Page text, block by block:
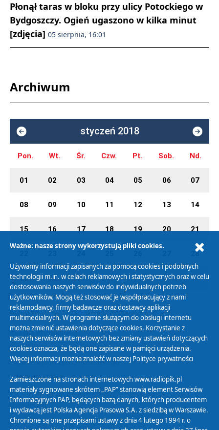
Płonął taras w bloku przy ulicy Potockiego w
Bydgoszczy. Ogień ugaszono w kilka minut
[zdjęcia] 05 sierpnia, 16:01
Archiwum
styczeń 2018
Pon. Wt. Śr. Czw. Pt. Sob. Nd.
01 02 03 04 05 06 07
08 09 10 11 12 13 14
15 16 17 18 19 20 21
28
29 30 31 01 02 03 04
Polityka Prywatności
Zasady korzystania z Serwisu
Organizacje Pożytku Publicznego
Cyfryzacja DAB+
Polityka ochrony danych osobowych
Abonament
Zamówienia publiczne
Ważne: nasze strony wykorzystują pliki cookies.
Używamy informacji zapisanych za pomocą cookies i podobnych
technologii m.in. w celach reklamowych i statystycznych oraz w celu
dostosowania naszych serwisów do indywidualnych potrzeb
użytkowników. Mogą też stosować je współpracujący z nami
reklamodawcy, firmy badawcze oraz dostawcy aplikacji
multimedialnych. W programie służącym do obsługi internetu
można zmienić ustawienia dotyczące cookies. Korzystanie z
naszych serwisów internetowych bez zmiany ustawień dotyczących
cookies oznacza, że będą one zapisane w pamięci urządzenia.
Więcej informacji można znaleźć w naszej Polityce prywatności
Zamieszczone na stronach internetowych www.radiopik.pl
materiały sygnowane skrótem „PAP” stanowią element Serwisów
Informacyjnych PAP, będących bazą danych, których producentem
i wydawcą jest Polska Agencja Prasowa S.A. z siedzibą w Warszawie.
Chronione są one przepisami ustawy z dnia 4 lutego 1994 r. o